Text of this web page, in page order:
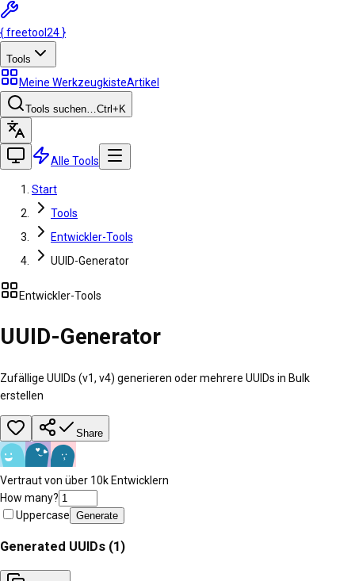
{freetool 24 }
Tools
Meine WerkzeugkisteArtikel
Tools suchen…Ctrl +K
Alle Tools
Start
Tools
Entwickler-Tools
UUID-Generator
Entwickler-Tools
UUID-Generator
Zufällige UUIDs (v1, v4) generieren oder mehrere UUIDs in Bulk
erstellen
Share
Vertraut von über 10k Entwicklern
How many?
Uppercase Generate
Generated UUIDs (1)